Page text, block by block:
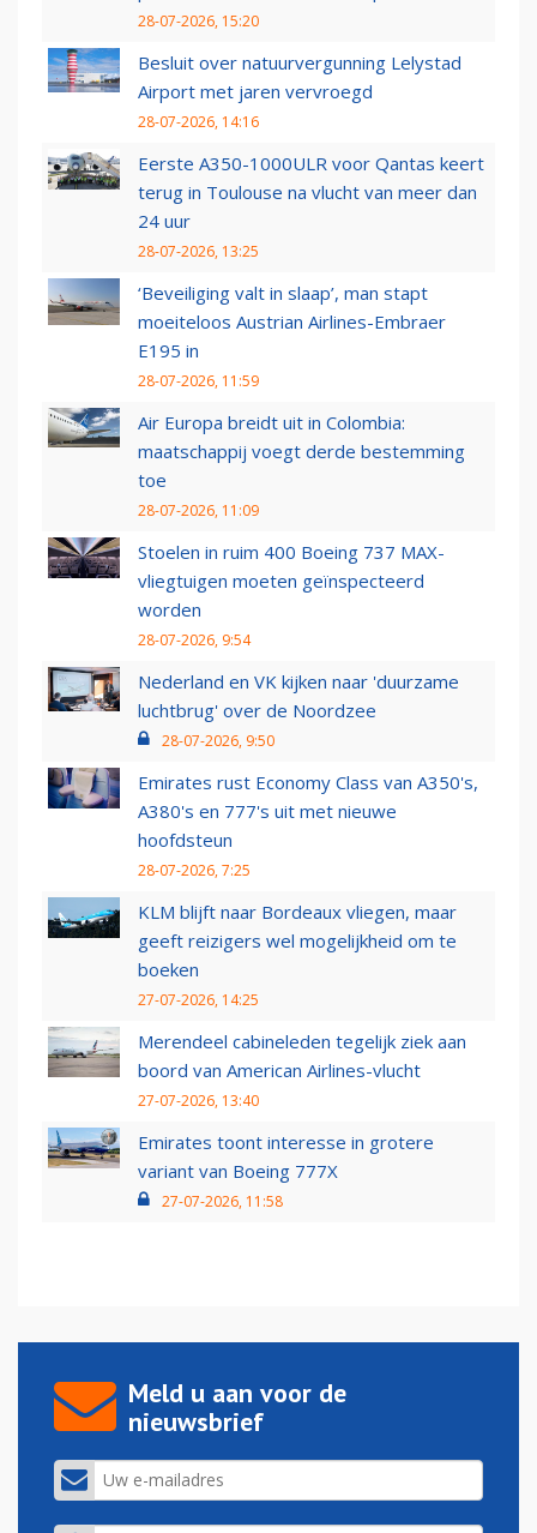
28-07-2026, 15:20
Besluit over natuurvergunning Lelystad
Airport met jaren vervroegd
28-07-2026, 14:16
Eerste A350-1000ULR voor Qantas keert
terug in Toulouse na vlucht van meer dan
24 uur
28-07-2026, 13:25
‘Beveiliging valt in slaap’, man stapt
moeiteloos Austrian Airlines-Embraer
E195 in
28-07-2026, 11:59
Air Europa breidt uit in Colombia:
maatschappij voegt derde bestemming
toe
28-07-2026, 11:09
Stoelen in ruim 400 Boeing 737 MAX-
vliegtuigen moeten geïnspecteerd
worden
28-07-2026, 9:54
Nederland en VK kijken naar 'duurzame
luchtbrug' over de Noordzee
28-07-2026, 9:50
Emirates rust Economy Class van A350's,
A380's en 777's uit met nieuwe
hoofdsteun
28-07-2026, 7:25
KLM blijft naar Bordeaux vliegen, maar
geeft reizigers wel mogelijkheid om te
boeken
27-07-2026, 14:25
Merendeel cabineleden tegelijk ziek aan
boord van American Airlines-vlucht
27-07-2026, 13:40
Emirates toont interesse in grotere
variant van Boeing 777X
27-07-2026, 11:58
Meld u aan voor de
nieuwsbrief